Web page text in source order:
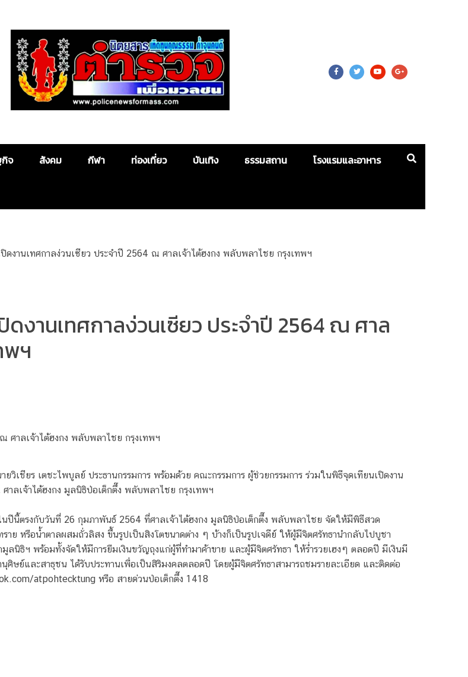
Police News For Mass
กิจ สังคม กีฬา ท่องเที่ยว บันเทิง ธรรมสถาน โรงแรมและอาหาร
ดงานเทศกาลง่วนเซียว ประจำปี 2564 ณ ศาลเจ้าไต้ฮงกง พลับพลาไชย กรุงเทพฯ
งานเทศกาลง่วนเซียว ประจำปี 2564 ณ ศาล
พฯ
ศาลเจ้าไต้ฮงกง พลับพลาไชย กรุงเทพฯ
ชียร เตชะไพบูลย์ ประธานกรรมการ พร้อมด้วย คณะกรรมการ ผู้ช่วยกรรมการ ร่วมในพิธีจุดเทียนเปิดงาน
าลเจ้าไต้ฮงกง มูลนิธิป่อเต็กตึ๊ง พลับพลาไชย กรุงเทพฯ
ปีนี้ตรงกับวันที่ 26 กุมภาพันธ์ 2564 ที่ศาลเจ้าไต้ฮงกง มูลนิธิป่อเต็กตึ๊ง พลับพลาไชย จัดให้มีพิธีสวด
ย หรือน้ำตาลผสมถั่วลิสง ขึ้นรูปเป็นสิงโตขนาดต่าง ๆ บ้างก็เป็นรูปเจดีย์ ให้ผู้มีจิตศรัทธานำกลับไปบูชา
นิธิฯ พร้อมทั้งจัดให้มีการยืมเงินขวัญถุงแก่ผู้ที่ทำมาค้าขาย และผู้มีจิตศรัทธา ให้ร่ำรวยเฮงๆ ตลอดปี มีเงินมี
ษย์และสาธุชน ได้รับประทานเพื่อเป็นสิริมงคลตลอดปี โดยผู้มีจิตศรัทธาสามารถชมรายละเอียด และติดต่อ
atpohtecktung หรือ สายด่วนป่อเต็กตึ๊ง 1418